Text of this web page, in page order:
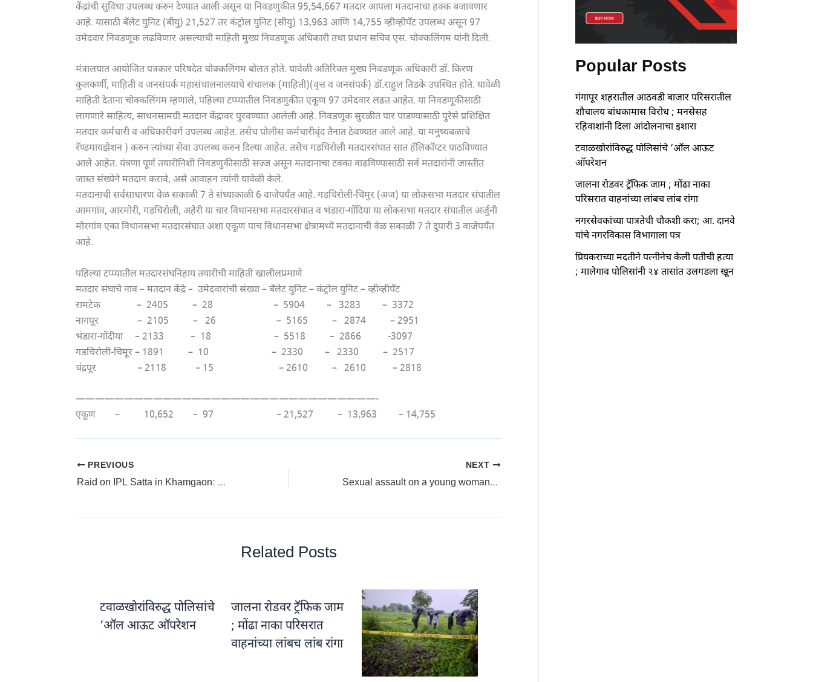
केंद्रांची सुविधा उपलब्ध करुन देण्यात आली असून या निवडणुकीत 95,54,667 मतदार आपला मतदानाचा हक्क बजावणार
आहे. यासाठी बॅलेट युनिट (बीयु) 21,527 तर कंट्रोल युनिट (सीयु) 13,963 आणि 14,755 व्हीव्हीपॅट उपलब्ध असून 97
उमेदवार निवडणूक लढविणार असल्याची माहिती मुख्य निवडणूक अधिकारी तथा प्रधान सचिव एस. चोक्कलिंगम यांनी दिली.
मंत्रालयात आयोजित पत्रकार परिषदेत चोक्कलिंगम बोलत होते. यावेळी अतिरिक्त मुख्य निवडणूक अधिकारी डॉ. किरण
कुलकर्णी, माहिती व जनसंपर्क महासंचालनालयाचे संचालक (माहिती)(वृत्त व जनसंपर्क) डॉ.राहुल तिडके उपस्थित होते. यावेळी
माहिती देताना चोक्कलिंगम म्हणाले, पहिल्या टप्प्यातील निवडणुकीत एकूण 97 उमेदवार लढत आहेत. या निवडणूकीसाठी
लागणारे साहित्य, साधनसामग्री मतदान केंद्रावर पुरवण्यात आलेली आहे. निवडणूक सुरळीत पार पाडण्यासाठी पुरेसे प्रशिक्षित
मतदार कर्मचारी व अधिकारीवर्ग उपलब्ध आहेत. तसेच पोलीस कर्मचारीवृंद तैनात ठेवण्यात आले आहे. या मनुष्यबळाचे
रॅण्डमायझेशन ) करुन त्यांच्या सेवा उपलब्ध करुन दिल्या आहेत. तसेच गडचिरोली मतदारसंघात सात हॅलिकॉप्टर पाठविण्यात
आले आहेत. यंत्रणा पूर्ण तयारीनिशी निवडणुकीसाठी सज्ज असून मतदानाचा टक्का वाढविण्यासाठी सर्व मतदारांनी जास्तीत
जास्त संख्येने मतदान करावे, असे आवाहन त्यांनी यावेळी केले.
मतदानाची सर्वसाधारण वेळ सकाळी 7 ते संध्याकाळी 6 वाजेपर्यंत आहे. गडचिरोली-चिमुर (अज) या लोकसभा मतदार संघातील
आमगांव, आरमोरी, गडचिरोली, अहेरी या चार विधानसभा मतदारसंघात व भंडारा-गोंदिया या लोकसभा मतदार संघातील अर्जुनी
मोरगांव एका विधानसभा मतदारसंघात अशा एकूण पाच विधानसभा क्षेत्रामध्ये मतदानाची वेळ सकाळी 7 ते दुपारी 3 वाजेपर्यंत
आहे.
पहिल्या टप्प्यातील मतदारसंघनिहाय तयारीची माहिती खालीलप्रमाणे
मतदार संघाचे नाव – मतदान केंद्रे – उमेदवारांची संख्या – बॅलेट युनिट – कंट्रोल युनिट – व्हीव्हीपॅट
रामटेक – 2405 – 28 – 5904 – 3283 – 3372
नागपूर – 2105 – 26 – 5165 – 2874 – 2951
भंडारा-गोंदीया – 2133 – 18 – 5518 – 2866 -3097
गडचिरोली-चिमूर – 1891 – 10 – 2330 – 2330 – 2517
चंद्रपूर – 2118 – 15 – 2610 – 2610 – 2818
———————————————————————————————-
एकूण – 10,652 – 97 – 21,527 – 13,963 – 14,755
PREVIOUS
Raid on IPL Satta in Khamgaon: खामगावात आयपीएल सट्ट्यावर छापा; तिघे ताब्यात, 45 हजारांचा मुद्देमाल जप्त
NEXT
Sexual assault on a young woman:तरुणीवर लैंगिक अत्याचार; बेगमपुरा पोलीस स्टेशनमध्ये गुन्हा दाखल
Related Posts
टवाळखोरांविरुद्ध पोलिसांचे
‘ऑल आऊट ऑपरेशन
जालना रोडवर ट्रॅफिक जाम
; मोंढा नाका परिसरात
वाहनांच्या लांबच लांब रांगा
Popular Posts
गंगापूर शहरातील आठवडी बाजार परिसरातील
शौचालय बांधकामास विरोध ; मनसेसह
रहिवाशांनी दिला आंदोलनाचा इशारा
टवाळखोरांविरुद्ध पोलिसांचे ‘ऑल आऊट
ऑपरेशन
जालना रोडवर ट्रॅफिक जाम ; मोंढा नाका
परिसरात वाहनांच्या लांबच लांब रांगा
नगरसेवकांच्या पात्रतेची चौकशी करा; आ. दानवे
यांचे नगरविकास विभागाला पत्र
प्रियकराच्या मदतीने पत्नीनेच केली पतीची हत्या
; मालेगाव पोलिसांनी २४ तासांत उलगडला खून